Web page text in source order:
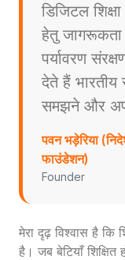
डिजिटल
हेतु जागरूकता
पर्यावरण
देते हैं भारतीय
समझने और
पवन भड़ेरिया
फाउंडेशन)
Founder
मेरा दृढ़ विश्वास है कि
है। जब बेटियाँ शिक्षित